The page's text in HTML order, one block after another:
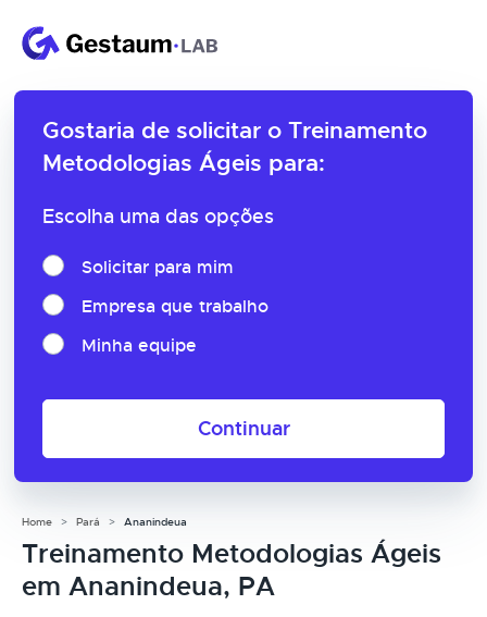
Gostaria de solicitar o Treinamento
Metodologias Ágeis para:
Escolha uma das opções
Solicitar para mim
Empresa que trabalho
Minha equipe
Continuar
Home Pará Ananindeua
Treinamento Metodologias Ágeis
em Ananindeua, PA